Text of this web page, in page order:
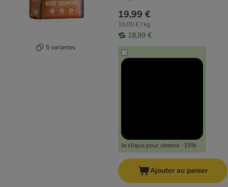
5 variantes
19,99 €
10,00 € / kg
18,99 €
Je clique pour obtenir -15%
Ajouter au panier